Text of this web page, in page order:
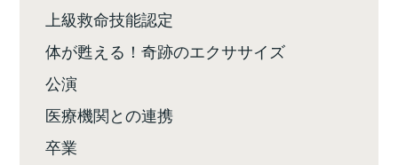
上級救命技能認定
体が甦える！奇跡のエクササイズ
公演
医療機関との連携
卒業